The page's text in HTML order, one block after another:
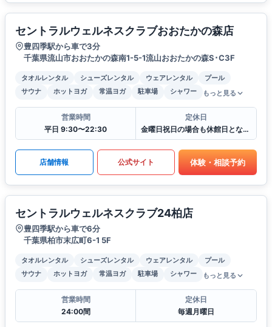
セントラルウェルネスクラブおおたかの森店
豊四季駅から車で3分
千葉県流山市おおたかの森南1-5-1流山おおたかの森S･C3F
タオルレンタル シューズレンタル ウェアレンタル
プール
サウナ
ホットヨガ 常温ヨガ 駐車場 シャワー もっと見る
営業時間
平日 9:30〜22:30
定休日
金曜日祝日の場合も休館日となります
店舗情報 公式サイト 体験・相談予約
セントラルウェルネスクラブ24柏店
豊四季駅から車で6分
千葉県柏市末広町6-1 5F
タオルレンタル シューズレンタル ウェアレンタル
プール
サウナ
ホットヨガ 常温ヨガ 駐車場 シャワー もっと見る
営業時間
24:00間
定休日
毎週月曜日